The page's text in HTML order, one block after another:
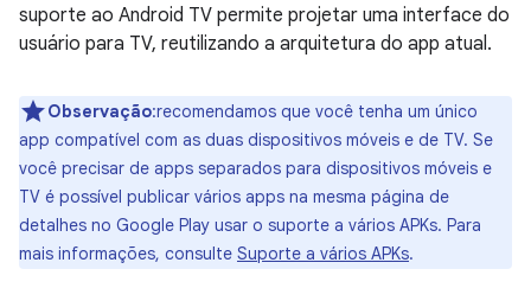
suporte ao Android TV permite projetar uma interface do
usuário para TV, reutilizando a arquitetura do app atual.
Observação:recomendamos que você tenha um único
app compatível com as duas dispositivos móveis e de TV. Se
você precisar de apps separados para dispositivos móveis e
TV é possível publicar vários apps na mesma página de
detalhes no Google Play usar o suporte a vários APKs. Para
mais informações, consulte Suporte a vários APKs.